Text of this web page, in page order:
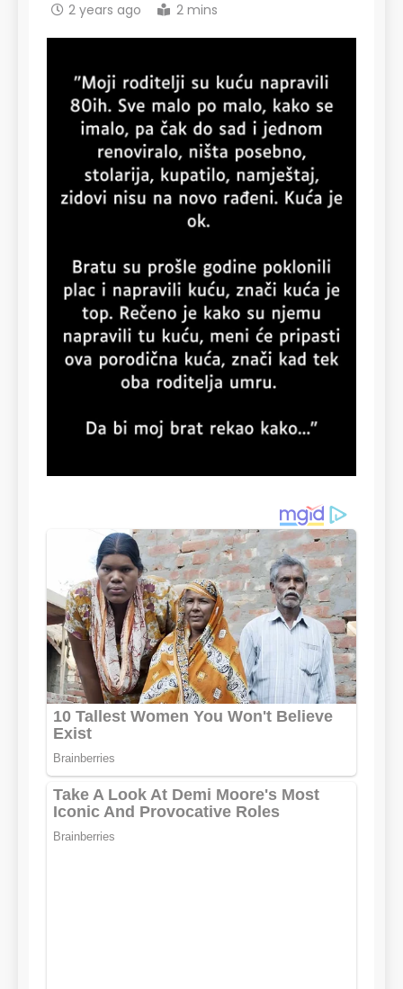
2 years ago 2 mins